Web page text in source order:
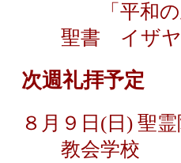
「平和の主
聖書 イザヤ書
次週礼拝予定
８月９日(日) 聖
教会学校 ９